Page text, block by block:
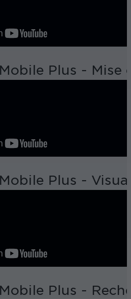
Plus - Mise
Plus -
Plus -